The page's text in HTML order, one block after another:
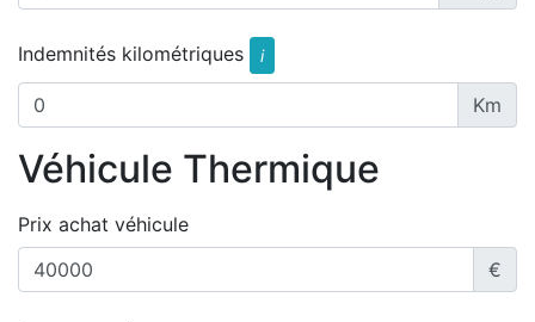
Indemnités kilométriques i
Km
Véhicule Thermique
Prix achat véhicule
€